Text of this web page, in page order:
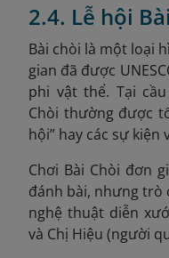
2.4. Lễ hội
Bài chòi là một loại
gian đã được
phi vật thể. Tại
Chòi thường được
hội” hay các sự
Chơi Bài Chòi đơn
đánh bài, nhưng trò
nghệ thuật diễn
và Chị Hiệu (người